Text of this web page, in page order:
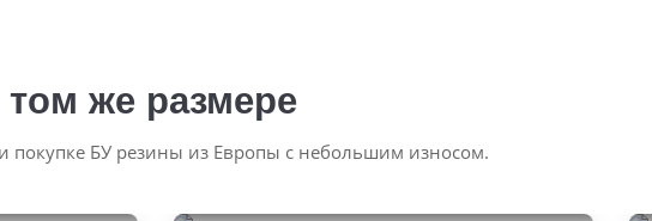
же размере
покупке БУ резины из Европы с небольшим износом.